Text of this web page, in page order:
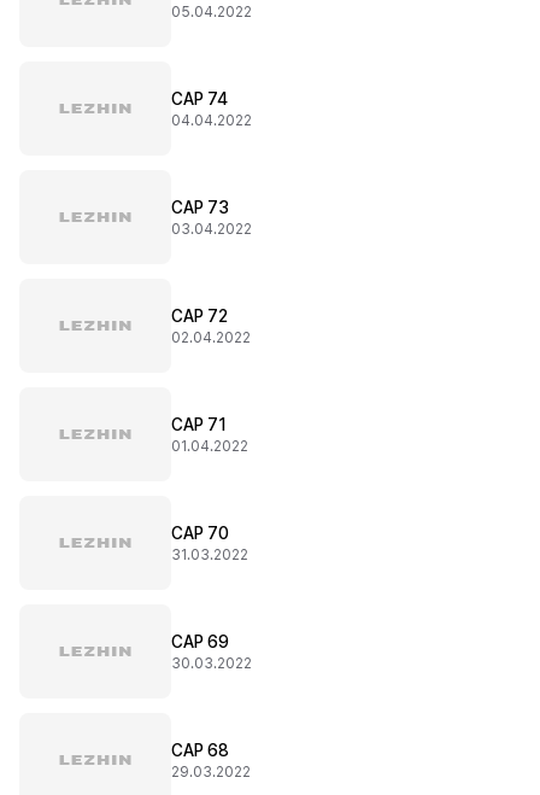
05.04.2022
CAP 74
04.04.2022
CAP 73
03.04.2022
CAP 72
02.04.2022
CAP 71
01.04.2022
CAP 70
31.03.2022
CAP 69
30.03.2022
CAP 68
29.03.2022